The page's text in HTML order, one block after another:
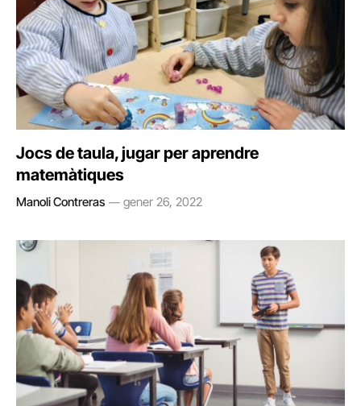
Jocs de taula, jugar per aprendre
matemàtiques
Manoli Contreras gener 26, 2022